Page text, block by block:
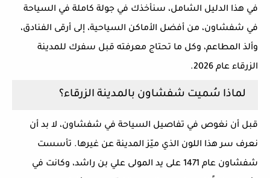
في هذا الدليل الشامل، سنأخذك في جولة كاملة في السياحة
في شفشاون، من أفضل الأماكن السياحية، إلى أرقى الفنادق،
وألذ المطاعم، وكل ما تحتاج معرفته قبل سفرك للمدينة
الزرقاء عام 2026.
لماذا سُميت شفشاون بالمدينة الزرقاء؟
قبل أن نغوص في تفاصيل السياحة في شفشاون، لا بد أن
نعرف سر هذا اللون الذي ميّز المدينة عن غيرها. تأسست
شفشاون عام 1471 على يد المولى علي بن راشد، وكانت في